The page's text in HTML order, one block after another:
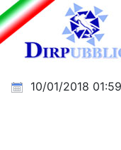
10/01/2018